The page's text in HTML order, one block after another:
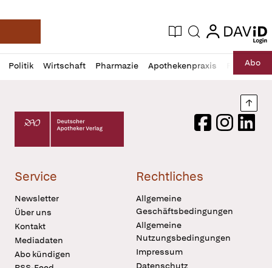
Deutsche Apotheker Zeitung
Aktuelle Ausgabe
Suche login
login
Politik Wirtschaft Pharmazie Apothekenpraxis RechtAbo
Profil
öffnen
Daz
Pur
Deutscher Apotheker Verlag Logo
FacebookInstagram
Service
Newsletter
Über uns
Kontakt
Mediadaten
Abo kündigen
Rechtliches
Allgemeine
Geschäftsbedingungen
Allgemeine
Nutzungsbedingungen
Impressum
Datenschutz